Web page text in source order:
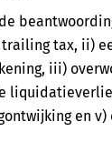
tax, ii)
iii)
en v)